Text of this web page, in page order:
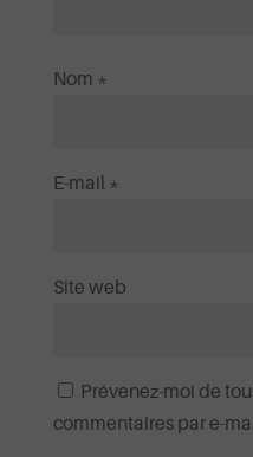
Nom *
E-mail *
Site web
Prévenez-moi de
commentaires par e-